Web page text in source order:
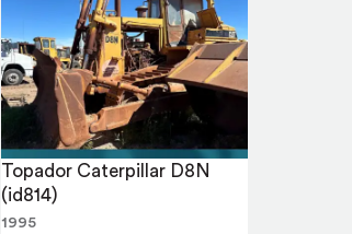
Topador Caterpillar D8N
(id814)
1995